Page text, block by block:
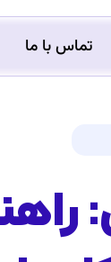
تماس با ما